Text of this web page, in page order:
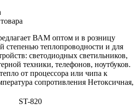
ВАМ оптом и в розницу
степенью теплопроводности и для
светодиодных светильников,
техники, телефонов, ноутбуков.
от процессора или чипа к
сопротивления Нетоксичная,
ST-820